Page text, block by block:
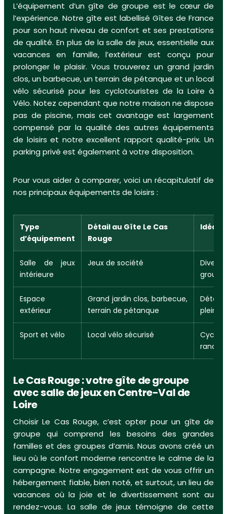
L’équipement d’un gîte de groupe est le cœur de
l’expérience. Notre gîte est labellisé Gîtes de France
pour son haut niveau de confort et ses prestations
de qualité. En plus de la salle de jeux, essentielle aux
vacances en famille, l’extérieur est conçu pour
prolonger le plaisir. Vous trouverez un grand jardin
clos, un barbecue, un terrain de pétanque et un local
vélo sécurisé pour les cyclotouristes de la Loire à
Vélo. Notez cependant que notre maison ne dispose
pas de piscine, mais cet avantage est largement
compensé par la qualité des autres équipements
de loisirs et notre excellent rapport qualité-prix. Un
parking privé est également à votre disposition.
Pour vous aider à comparer, voici un récapitulatif de
nos principaux équipements de loisirs :
Type
d’équipement
Détail au Gîte Le Cas
Rouge
Idéal
Salle de jeux
intérieure
Jeux de société
Espace
extérieur
Grand jardin clos, barbecue,
terrain de pétanque
plein air
Sport et vélo Local vélo sécurisé
Le Cas Rouge : votre gîte de groupe
avec salle de jeux en Centre-Val de
Loire
Choisir Le Cas Rouge, c’est opter pour un gîte de
groupe qui comprend les besoins des grandes
familles et des groupes d’amis. Nous avons créé un
lieu où le confort moderne rencontre le calme de la
campagne. Notre engagement est de vous offrir un
hébergement fiable, bien noté, et surtout, un lieu de
vacances où la joie et le divertissement sont au
rendez-vous. La salle de jeux témoigne de cette